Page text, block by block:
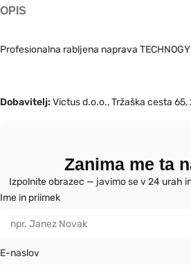
OPIS
Profesionalna rabljena naprava
Dobavitelj: Victus d.o.o., Tržaška cesta
Zanima me ta
Izpolnite obrazec — javimo se v 24 urah
Ime in priimek
E-naslov